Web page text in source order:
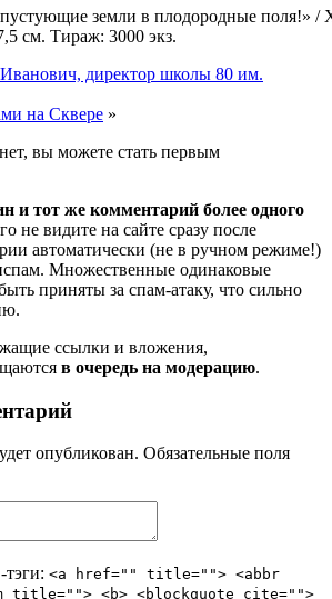
пустующие земли в плодородные
см. Тираж: 3000 экз.
директор школы 80 им.
на Сквере »
вы можете стать первым
и тот же комментарий более одного
не видите на сайте сразу после
автоматически (не в ручном режиме!)
Множественные одинаковые
приняты за спам-атаку, что сильно
ссылки и вложения,
в очередь на модерацию.
опубликован. Обязательные поля
<a href="" title=""> <abbr
title=""> <b> <blockquote cite="">